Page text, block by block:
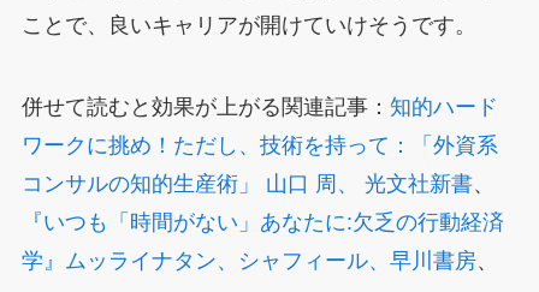
ことで、良いキャリアが開けていけそうです。
併せて読むと効果が上がる関連記事： 知的ハード
ワークに挑め！ただし、技術を持って：「外資系
コンサルの知的生産術」 山口 周、 光文社新書、
『いつも「時間がない」あなたに:欠乏の行動経済
学』ムッライナタン、シャフィール、早川書房、